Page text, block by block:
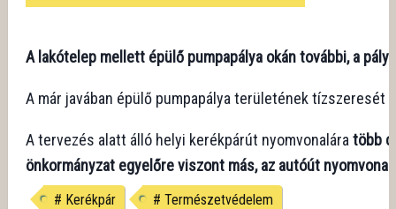
A lakótelep mellett épülő pumpapálya okán további, a
A már javában épülő pumpapálya területének tízszeresét
A tervezés alatt álló helyi kerékpárút nyomvonalára több
önkormányzat egyelőre viszont más, az autóút
# Kerékpár # Természetvédelem